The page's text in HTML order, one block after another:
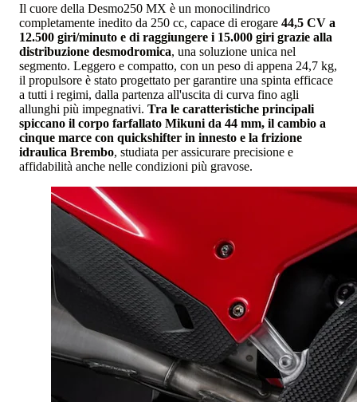
Il cuore della Desmo250 MX è un monocilindrico
completamente inedito da 250 cc, capace di erogare 44,5 CV a
12.500 giri/minuto e di raggiungere i 15.000 giri grazie alla
distribuzione desmodromica, una soluzione unica nel
segmento. Leggero e compatto, con un peso di appena 24,7 kg,
il propulsore è stato progettato per garantire una spinta efficace
a tutti i regimi, dalla partenza all'uscita di curva fino agli
allunghi più impegnativi. Tra le caratteristiche principali
spiccano il corpo farfallato Mikuni da 44 mm, il cambio a
cinque marce con quickshifter in innesto e la frizione
idraulica Brembo, studiata per assicurare precisione e
affidabilità anche nelle condizioni più gravose.